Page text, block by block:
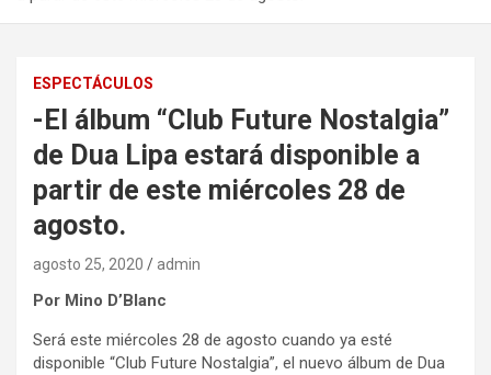
ESPECTÁCULOS
-El álbum “Club Future Nostalgia”
de Dua Lipa estará disponible a
partir de este miércoles 28 de
agosto.
agosto 25, 2020 admin
Por Mino D’Blanc
Será este miércoles 28 de agosto cuando ya esté
disponible “Club Future Nostalgia”, el nuevo álbum de Dua